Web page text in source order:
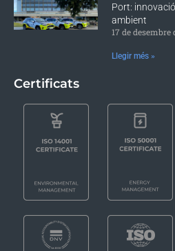
Port:
ambient
17 de desembre
Llegir més »
Certificats